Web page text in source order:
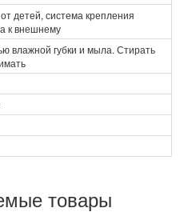
детей, система крепления
к внешнему
влажной губки и мыла. Стирать
товары